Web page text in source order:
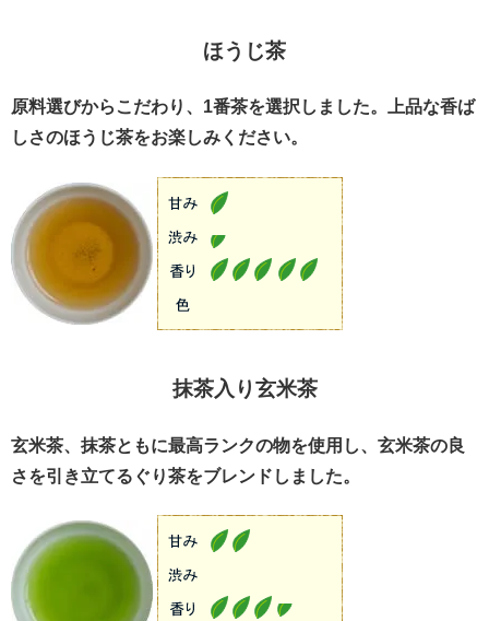
ほうじ茶
原料選びからこだわり、1番茶を選択しました。上品な香ば
しさのほうじ茶をお楽しみください。
抹茶入り玄米茶
玄米茶、抹茶ともに最高ランクの物を使用し、玄米茶の良
さを引き立てるぐり茶をブレンドしました。